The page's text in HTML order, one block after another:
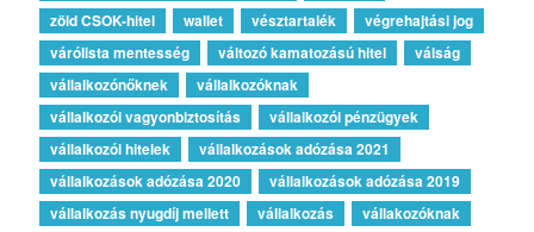
zöld CSOK-hitel
wallet vésztartalék
végrehajtási jog
várólista mentesség
változó kamatozású hitel
válság
vállalkozónőknek
vállalkozóknak
vállalkozói vagyonbiztosítás
vállalkozói pénzügyek
vállalkozói hitelek
vállalkozások adózása 2021
vállalkozások adózása 2020
vállalkozások adózása 2019
vállalkozás nyugdíj mellett
vállalkozás
vállakozóknak